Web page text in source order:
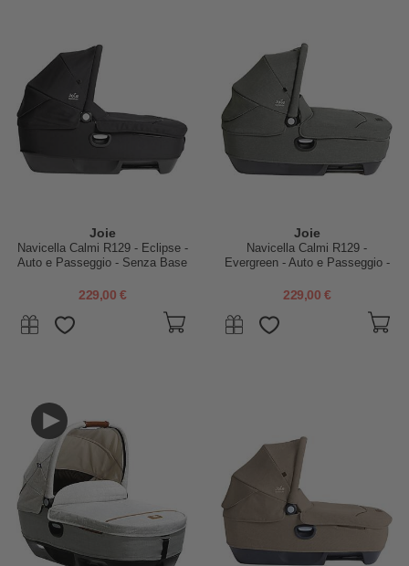
Joie
Navicella Calmi R129 - Eclipse -
Auto e Passeggio - Senza Base
229,00 €
Joie
Navicella Calmi R129 -
Evergreen - Auto e Passeggio -
229,00 €